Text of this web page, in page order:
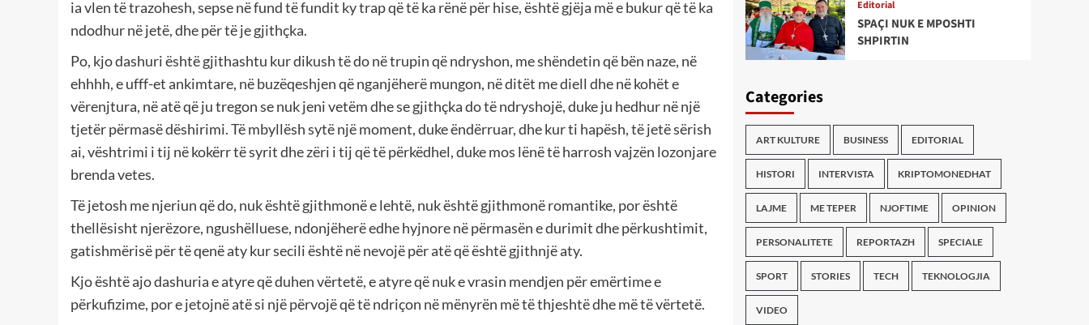
ia vlen të trazohesh, sepse në fund të fundit ky trap që të ka rënë për hise, është gjëja më e bukur që të ka
ndodhur në jetë, dhe për të je gjithçka.
Po, kjo dashuri është gjithashtu kur dikush të do në trupin që ndryshon, me shëndetin që bën naze, në
ehhhh, e ufff-et ankimtare, në buzëqeshjen që nganjëherë mungon, në ditët me diell dhe në kohët e
vërenjtura, në atë që ju tregon se nuk jeni vetëm dhe se gjithçka do të ndryshojë, duke ju hedhur në një
tjetër përmasë dëshirimi. Të mbyllësh sytë një moment, duke ëndërruar, dhe kur ti hapësh, të jetë sërish
ai, vështrimi i tij në kokërr të syrit dhe zëri i tij që të përkëdhel, duke mos lënë të harrosh vajzën lozonjare
brenda vetes.
Të jetosh me njeriun që do, nuk është gjithmonë e lehtë, nuk është gjithmonë romantike, por është
thellësisht njerëzore, ngushëlluese, ndonjëherë edhe hyjnore në përmasën e durimit dhe përkushtimit,
gatishmërisë për të qenë aty kur secili është në nevojë për atë që është gjithnjë aty.
Kjo është ajo dashuria e atyre që duhen vërtetë, e atyre që nuk e vrasin mendjen për emërtime e
përkufizime, por e jetojnë atë si një përvojë që të ndriçon në mënyrën më të thjeshtë dhe më të vërtetë.
Editorial
SPAÇI NUK E MPOSHTI
SHPIRTIN
Categories
ART KULTURE BUSINESS EDITORIAL
HISTORI INTERVISTA KRIPTOMONEDHAT
LAJME ME TEPER NJOFTIME OPINION
PERSONALITETE REPORTAZH SPECIALE
SPORT STORIES TECH TEKNOLOGJIA
VIDEO